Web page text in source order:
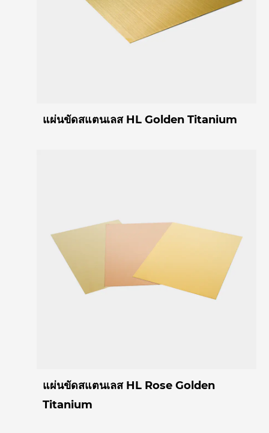
แผ่นขัดสแตนเลส HL Golden Titanium
แผ่นขัดสแตนเลส HL Rose Golden
Titanium